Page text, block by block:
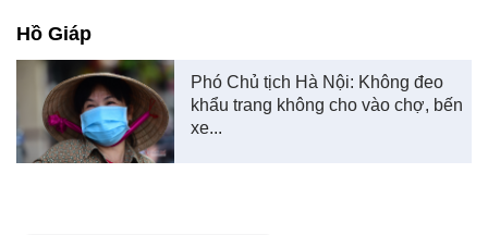
Hồ Giáp
Phó Chủ tịch Hà Nội: Không đeo
khẩu trang không cho vào chợ, bến
xe...